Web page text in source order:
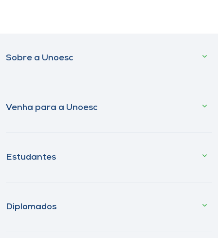
Sobre a Unoesc
Venha para a Unoesc
Estudantes
Diplomados